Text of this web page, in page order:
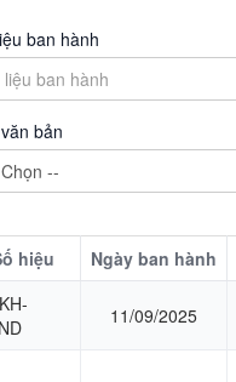
ban hành
bản
hiệu Ngày ban hành
11/09/2025